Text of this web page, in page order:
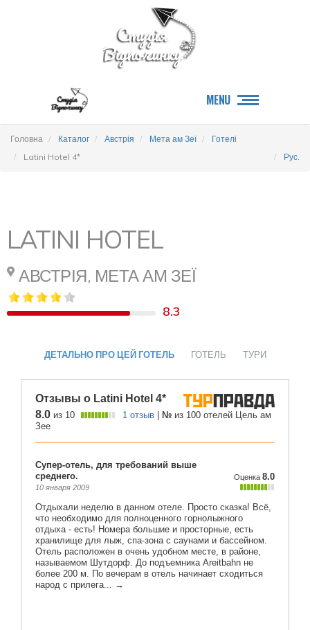
MENU
Головна Каталог Австрія Мета ам Зеї
Готелі
Latini Hotel 4*
Рус.
LATINI HOTEL
АВСТРІЯ, МЕТА АМ ЗЕЇ
8.3
ДЕТАЛЬНО ПРО ЦЕЙ ГОТЕЛЬ ГОТЕЛЬ ТУРИ